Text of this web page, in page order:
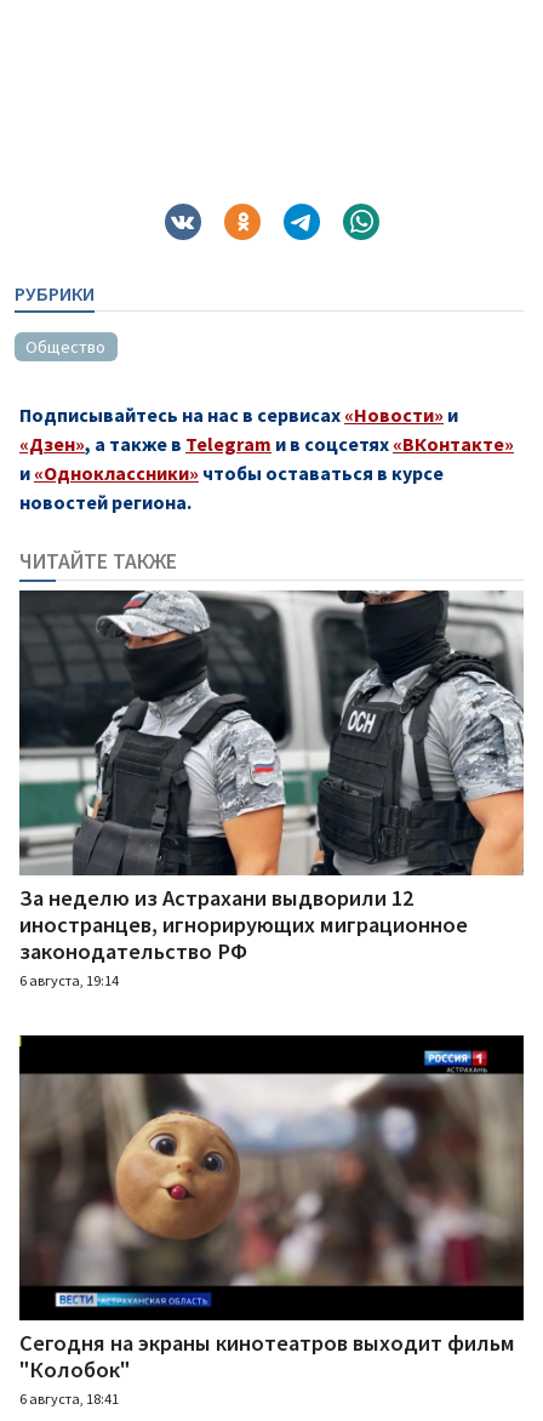
РУБРИКИ
Общество
Подписывайтесь на нас в сервисах «Новости» и
«Дзен», а также в Telegram и в соцсетях «ВКонтакте»
и «Одноклассники» чтобы оставаться в курсе
новостей региона.
ЧИТАЙТЕ ТАКЖЕ
За неделю из Астрахани выдворили 12
иностранцев, игнорирующих миграционное
законодательство РФ
6 августа, 19:14
Сегодня на экраны кинотеатров выходит фильм
"Колобок"
6 августа, 18:41